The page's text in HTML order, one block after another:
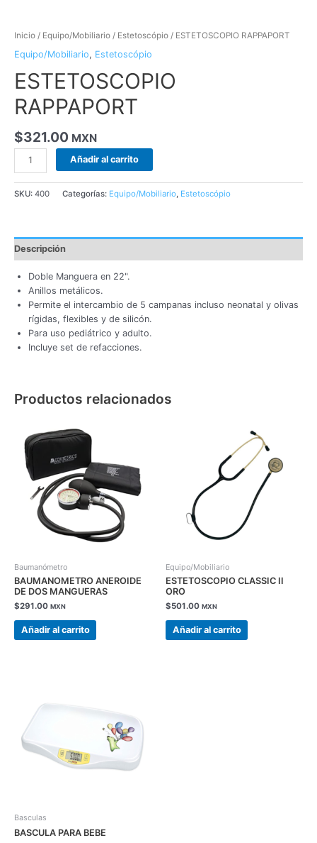
Inicio / Equipo/Mobiliario / Estetoscópio / ESTETOSCOPIO RAPPAPORT
Equipo/Mobiliario, Estetoscópio
ESTETOSCOPIO
RAPPAPORT
$321.00 MXN
Añadir al carrito
SKU: 400 Categorías: Equipo/Mobiliario, Estetoscópio
Descripción
Doble Manguera en 22".
Anillos metálicos.
Permite el intercambio de 5 campanas incluso neonatal y olivas
rígidas, flexibles y de silicón.
Para uso pediátrico y adulto.
Incluye set de refacciones.
Productos relacionados
Baumanómetro
BAUMANOMETRO ANEROIDE
DE DOS MANGUERAS
$291.00 MXN
Añadir al carrito
Equipo/Mobiliario
ESTETOSCOPIO CLASSIC II
ORO
$501.00 MXN
Añadir al carrito
Basculas
BASCULA PARA BEBE